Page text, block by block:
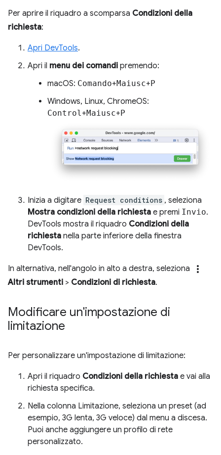
Per aprire il riquadro a scomparsa Condizioni della
richiesta:
Apri DevTools.
Apri il menu dei comandi premendo:
macOS: Comando+Maiusc+ P
Windows, Linux, ChromeOS:
Control+Maiusc+ P
Inizia a digitare Request conditions , seleziona
Mostra condizioni della richiesta e premi Invio.
DevTools mostra il riquadro Condizioni della
richiesta nella parte inferiore della finestra
DevTools.
In alternativa, nell'angolo in alto a destra, seleziona more_vert
Altri strumenti > Condizioni di richiesta.
Modificare un'impostazione di
limitazione
Per personalizzare un'impostazione di limitazione:
Apri il riquadro Condizioni della richiesta e vai alla
richiesta specifica.
Nella colonna Limitazione, seleziona un preset (ad
esempio, 3G lenta, 3G veloce) dal menu a discesa.
Puoi anche aggiungere un profilo di rete
personalizzato.